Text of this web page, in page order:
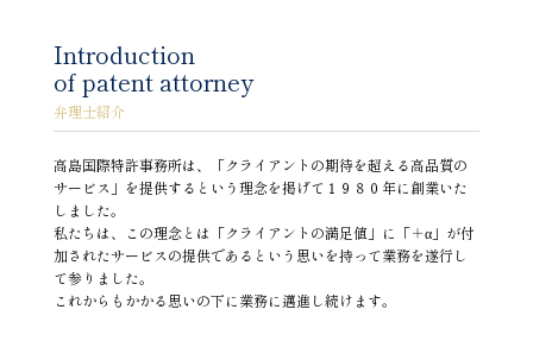
Introduction
of patent attorney
弁理士紹介
高島国際特許事務所は、「クライアントの期待を超える高品質の
サービス」を提供するという理念を掲げて１９８０年に創業いた
しました。
私たちは、この理念とは「クライアントの満足値」に「＋α」が付
加されたサービスの提供であるという思いを持って業務を遂行し
て参りました。
これからもかかる思いの下に業務に邁進し続けます。